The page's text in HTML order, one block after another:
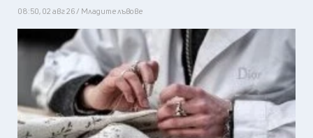
08:50, 02 авг 26 / Младите лъвове